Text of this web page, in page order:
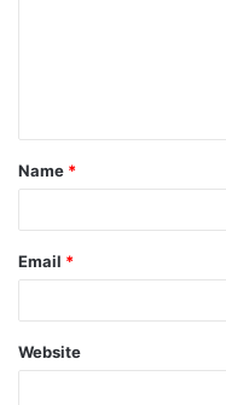
Name *
Email *
Website